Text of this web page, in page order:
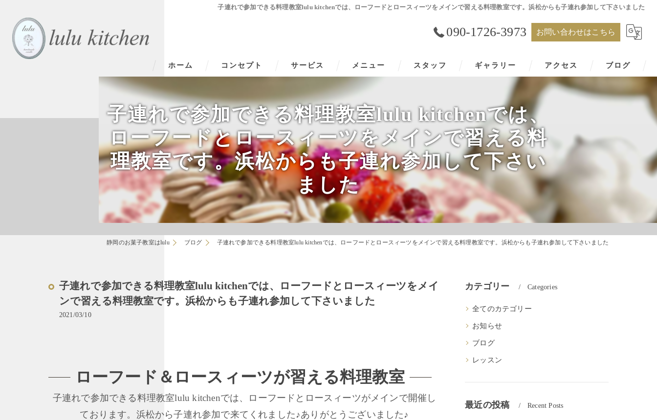
子連れで参加できる料理教室lulu kitchenでは、ローフードとロースィーツをメインで習える料理教室です。浜松からも子連れ参加して下さいました
090-1726-3973 お問い合わせはこちら
ホーム コンセプト サービス メニュー スタッフ ギャラリー アクセス ブログ
子連れで参加できる料理教室lulu kitchenでは、
ローフードとロースィーツをメインで習える料
理教室です。浜松からも子連れ参加して下さい
ました
静岡のお菓子教室はlulu ブログ 子連れで参加できる料理教室lulu kitchenでは、ローフードとロースィーツをメインで習える料理教室です。浜松からも子連れ参加して下さいました
子連れで参加できる料理教室lulu kitchenでは、ローフードとロースィーツをメイ
ンで習える料理教室です。浜松からも子連れ参加して下さいました
2021/03/10
ローフード＆ロースィーツが習える料理教室
子連れで参加できる料理教室lulu kitchenでは、ローフードとロースィーツがメインで開催し
ております。浜松から子連れ参加で来てくれました♪ありがとうございました♪
カテゴリー Categories
全てのカテゴリー
お知らせ
ブログ
レッスン
最近の投稿 Recent Posts